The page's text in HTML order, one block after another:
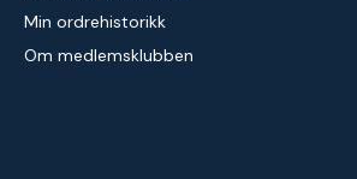
Min ordrehistorikk
Om medlemsklubben